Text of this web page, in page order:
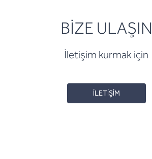
BİZE ULAŞIN
İletişim kurmak için
İLETİŞİM